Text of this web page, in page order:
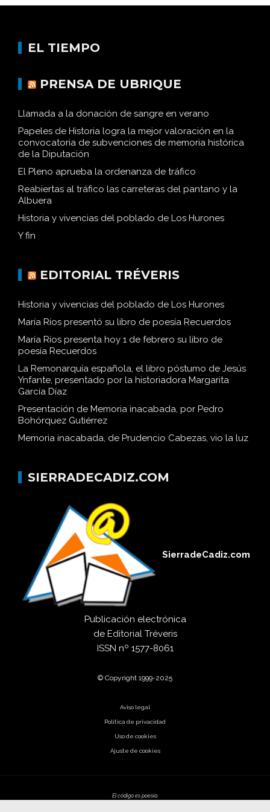
EL TIEMPO
PRENSA DE UBRIQUE
Llamada a la donación de sangre en verano
Papeles de Historia logra la mejor valoración en la
convocatoria de subvenciones de memoria histórica
de la Diputación
El Pleno aprueba la ordenanza de tráfico
Reabiertas al tráfico las carreteras del pantano y la
Albuera
Historia y vivencias del poblado de Los Hurones
Y fin
EDITORIAL TRÉVERIS
Historia y vivencias del poblado de Los Hurones
María Ríos presentó su libro de poesía Recuerdos
María Ríos presenta hoy 1 de febrero su libro de
poesía Recuerdos
La Remonarquía española, el libro póstumo de Jesús
Ynfante, presentado por la historiadora Margarita
García Díaz
Presentación de Memoria inacabada, por Pedro
Bohórquez Gutiérrez
Memoria inacabada, de Prudencio Cabezas, vio la luz
SIERRADECADIZ.COM
SierradeCadiz.com
Publicación electrónica
de Editorial Tréveris
ISSN nº 1577-8061
© Copyright 1999-2025
Aviso legal
Política de privacidad
Uso de cookies
Ajuste de cookies
El código es poesía.